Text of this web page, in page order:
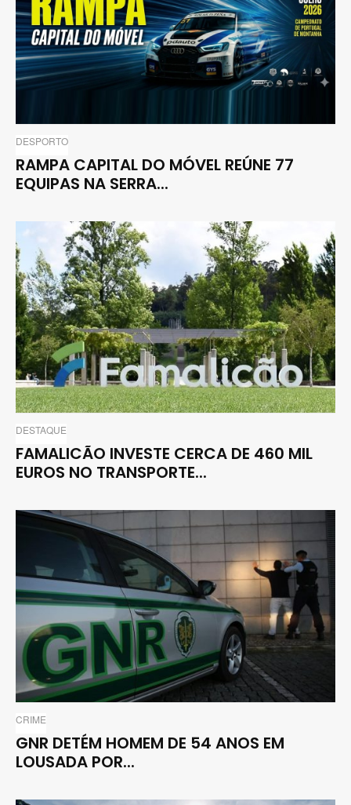
DESPORTO
RAMPA CAPITAL DO MÓVEL REÚNE 77
EQUIPAS NA SERRA...
DESTAQUE
FAMALICÃO INVESTE CERCA DE 460 MIL
EUROS NO TRANSPORTE...
CRIME
GNR DETÉM HOMEM DE 54 ANOS EM
LOUSADA POR...